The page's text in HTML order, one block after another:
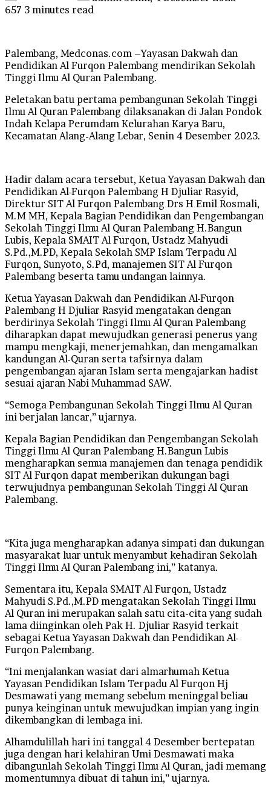
657 3 minutes read
Palembang, Medconas.com –Yayasan Dakwah dan
Pendidikan Al Furqon Palembang mendirikan Sekolah
Tinggi Ilmu Al Quran Palembang.
Peletakan batu pertama pembangunan Sekolah Tinggi
Ilmu Al Quran Palembang dilaksanakan di Jalan Pondok
Indah Kelapa Perumdam Kelurahan Karya Baru,
Kecamatan Alang-Alang Lebar, Senin 4 Desember 2023.
Hadir dalam acara tersebut, Ketua Yayasan Dakwah dan
Pendidikan Al-Furqon Palembang H Djuliar Rasyid,
Direktur SIT Al Furqon Palembang Drs H Emil Rosmali,
M.M MH, Kepala Bagian Pendidikan dan Pengembangan
Sekolah Tinggi Ilmu Al Quran Palembang H.Bangun
Lubis, Kepala SMAIT Al Furqon, Ustadz Mahyudi
S.Pd.,M.PD, Kepala Sekolah SMP Islam Terpadu Al
Furqon, Sunyoto, S.Pd, manajemen SIT Al Furqon
Palembang beserta tamu undangan lainnya.
Ketua Yayasan Dakwah dan Pendidikan Al-Furqon
Palembang H Djuliar Rasyid mengatakan dengan
berdirinya Sekolah Tinggi Ilmu Al Quran Palembang
diharapkan dapat mewujudkan generasi penerus yang
mampu mengkaji, menerjemahkan, dan mengamalkan
kandungan Al-Quran serta tafsirnya dalam
pengembangan ajaran Islam serta mengajarkan hadist
sesuai ajaran Nabi Muhammad SAW.
“Semoga Pembangunan Sekolah Tinggi Ilmu Al Quran
ini berjalan lancar,” ujarnya.
Kepala Bagian Pendidikan dan Pengembangan Sekolah
Tinggi Ilmu Al Quran Palembang H.Bangun Lubis
mengharapkan semua manajemen dan tenaga pendidik
SIT Al Furqon dapat memberikan dukungan bagi
terwujudnya pembangunan Sekolah Tinggi Al Quran
Palembang.
“Kita juga mengharapkan adanya simpati dan dukungan
masyarakat luar untuk menyambut kehadiran Sekolah
Tinggi Ilmu Al Quran Palembang ini,” katanya.
Sementara itu, Kepala SMAIT Al Furqon, Ustadz
Mahyudi S.Pd.,M.PD mengatakan Sekolah Tinggi Ilmu
Al Quran ini merupakan salah satu cita-cita yang sudah
lama diinginkan oleh Pak H. Djuliar Rasyid terkait
sebagai Ketua Yayasan Dakwah dan Pendidikan Al-
Furqon Palembang.
“Ini menjalankan wasiat dari almarhumah Ketua
Yayasan Pendidikan Islam Terpadu Al Furqon Hj
Desmawati yang memang sebelum meninggal beliau
punya keinginan untuk mewujudkan impian yang ingin
dikembangkan di lembaga ini.
Alhamdulillah hari ini tanggal 4 Desember bertepatan
juga dengan hari kelahiran Umi Desmawati maka
dibangunlah Sekolah Tinggi Ilmu Al Quran, jadi memang
momentumnya dibuat di tahun ini,” ujarnya.